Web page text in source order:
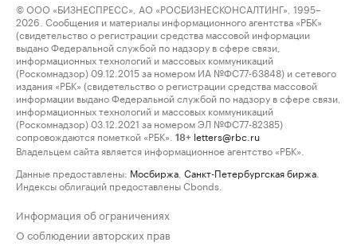
© ООО «БИЗНЕСПРЕСС», АО «РОСБИЗНЕСКОНСАЛТИНГ», 1995–
2026. Сообщения и материалы информационного агентства «РБК»
(свидетельство о регистрации средства массовой информации
выдано Федеральной службой по надзору в сфере связи,
информационных технологий и массовых коммуникаций
(Роскомнадзор) 09.12.2015 за номером ИА №ФС77-63848) и сетевого
издания «РБК» (свидетельство о регистрации средства массовой
информации выдано Федеральной службой по надзору в сфере связи,
информационных технологий и массовых коммуникаций
(Роскомнадзор) 03.12.2021 за номером ЭЛ №ФС77-82385)
сопровождаются пометкой «РБК».
18+ letters@rbc.ru
Владельцем сайта является информационное агентство «РБК».
Данные предоставлены: Мосбиржа Санкт-Петербургская биржа
Индексы облигаций предоставлены Cbonds.
Информация об ограничениях
О соблюдении авторских прав